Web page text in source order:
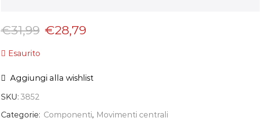
€31,99 €28,79
Esaurito
Aggiungi alla wishlist
SKU: 3852
Categorie: Componenti, Movimenti centrali